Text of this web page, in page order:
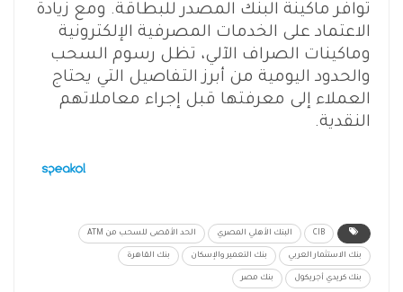
توافر ماكينة البنك المصدر للبطاقة. ومع زيادة
الاعتماد على الخدمات المصرفية الإلكترونية
وماكينات الصراف الآلي، تظل رسوم السحب
والحدود اليومية من أبرز التفاصيل التي يحتاج
العملاء إلى معرفتها قبل إجراء معاملاتهم
النقدية.
CIB البنك الأهلي المصري الحد الأقصى للسحب من ATM
بنك الاستثمار العربي بنك التعمير والإسكان بنك القاهرة
بنك كريدي أجريكول بنك مصر